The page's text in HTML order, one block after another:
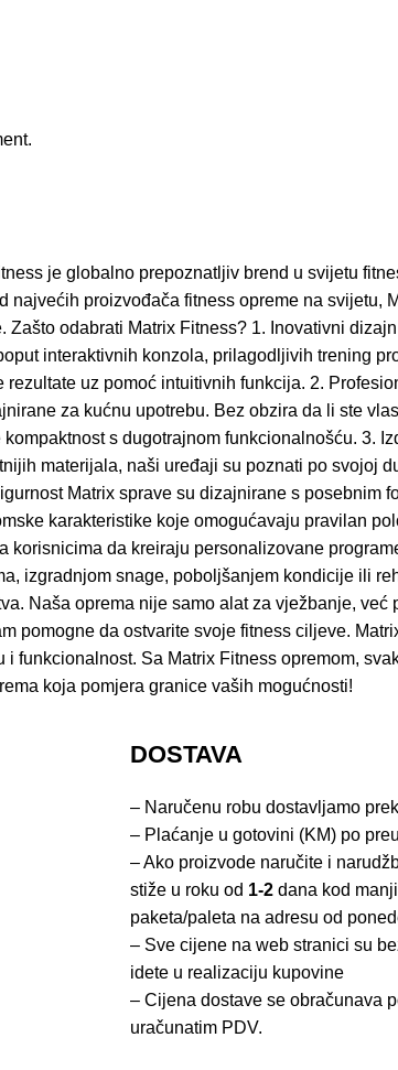
je globalno prepoznatljiv brend u svijetu
proizvođača fitness opreme na svijetu,
odabrati Matrix Fitness? 1. Inovativni
interaktivnih konzola, prilagodljivih trening
uz pomoć intuitivnih funkcija. 2.
za kućnu upotrebu. Bez obzira da li ste
s dugotrajnom funkcionalnošću. 3.
materijala, naši uređaji su poznati po svojoj
Matrix sprave su dizajnirane s posebnim
karakteristike koje omogućavaju pravilan
da kreiraju personalizovane
izgradnjom snage, poboljšanjem kondicije ili
Naša oprema nije samo alat za vježbanje,
pomogne da ostvarite svoje fitness ciljeve.
funkcionalnost. Sa Matrix Fitness opremom,
koja pomjera granice vaših mogućnosti!
DOSTAVA
– Naručenu robu dostavljamo
– Plaćanje u gotovini (KM) po
– Ako proizvode naručite i
stiže u roku od 1-2 dana kod
paketa/paleta na adresu od
– Sve cijene na web stranici su
idete u realizaciju kupovine
– Cijena dostave se obračunava
uračunatim PDV.